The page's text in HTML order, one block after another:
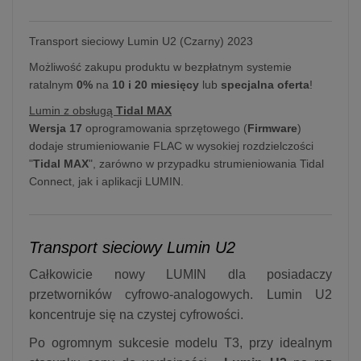
Transport sieciowy Lumin U2 (Czarny) 2023
Możliwość zakupu produktu w bezpłatnym systemie
ratalnym 0% na 10 i 20 miesięcy lub specjalna oferta!
Lumin z obsługą Tidal MAX
Wersja 17 oprogramowania sprzętowego (Firmware)
dodaje strumieniowanie FLAC w wysokiej rozdzielczości
"Tidal MAX", zarówno w przypadku strumieniowania Tidal
Connect, jak i aplikacji LUMIN.
Transport sieciowy Lumin U2
Całkowicie nowy LUMIN dla posiadaczy
przetworników cyfrowo-analogowych. Lumin U2
koncentruje się na czystej cyfrowości.
Po ogromnym sukcesie modelu T3, przy idealnym